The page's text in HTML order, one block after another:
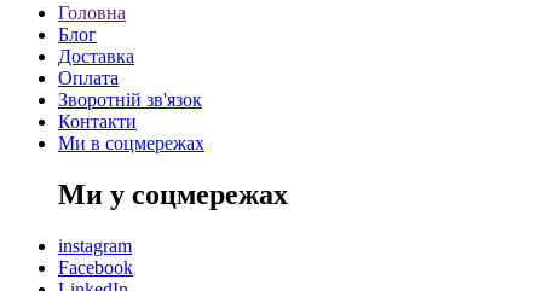
Головна
Блог
Доставка
Оплата
Зворотній зв'язок
Контакти
Ми в соцмережах
Ми у соцмережах
instagram
Facebook